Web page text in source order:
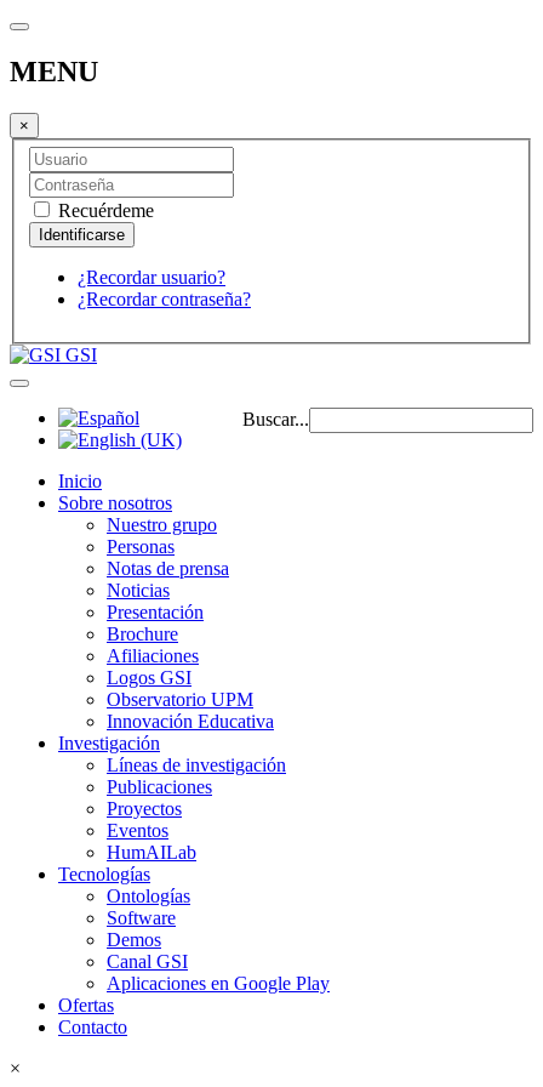
MENU
×
Recuérdeme
¿Recordar usuario?
¿Recordar contraseña?
GSI
Buscar...
Inicio
Sobre nosotros
Nuestro grupo
Personas
Notas de prensa
Noticias
Presentación
Brochure
Afiliaciones
Logos GSI
Observatorio UPM
Innovación Educativa
Investigación
Líneas de investigación
Publicaciones
Proyectos
Eventos
HumAILab
Tecnologías
Ontologías
Software
Demos
Canal GSI
Aplicaciones en Google Play
Ofertas
Contacto
×